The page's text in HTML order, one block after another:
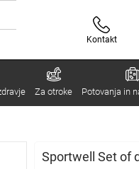
Kontakt
Za otroke Potovanja in
Sportwell Set of